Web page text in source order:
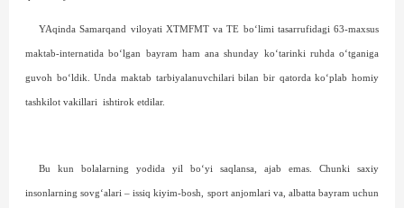
YAqinda Samar­qand viloyati XTMFMT va TE bo‘limi tasarrufidagi 63-maxsus
maktab-internatida bo‘lgan bayram ham ana shunday ko‘tarinki ruhda o‘tganiga
guvoh bo‘ldik. Unda maktab tarbiyalanuvchilari bilan bir qatorda ko‘plab homiy
tashkilot vakillari ishtirok etdilar.
Bu kun bolalarning yodida yil bo‘yi saqlansa, ajab emas. Chunki saxiy
insonlarning sovg‘alari – issiq ki­yim-bosh, sport anjomlari va, albatta bayram uchun